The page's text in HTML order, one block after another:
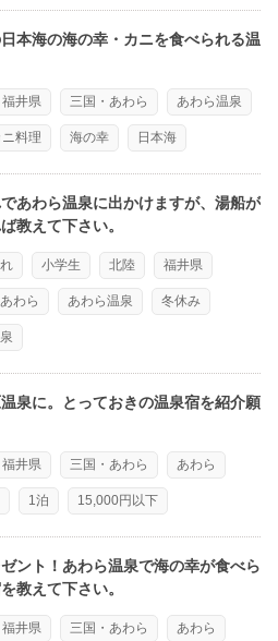
本海の海の幸・カニを食べられる温
福井県 三国・あわら あわら温泉
ニ料理 海の幸 日本海
あわら温泉に出かけますが、湯船が
教えて下さい。
小学生 北陸 福井県
あわら あわら温泉 冬休み
泉に。とっておきの温泉宿を紹介願
福井県 三国・あわら あわら
1泊 15,000円以下
ント！あわら温泉で海の幸が食べら
教えて下さい。
福井県 三国・あわら あわら